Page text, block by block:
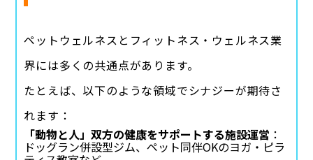
ペットウェルネスとフィットネス・ウェルネス業
界には多くの共通点があります。
たとえば、以下のような領域でシナジーが期待さ
れます：
「動物と人」双方の健康をサポートする施設運営 ：
ドッグラン併設型ジム、ペット同伴OKのヨガ・ピラ